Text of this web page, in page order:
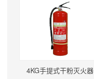
4KG手提式干粉灭火器